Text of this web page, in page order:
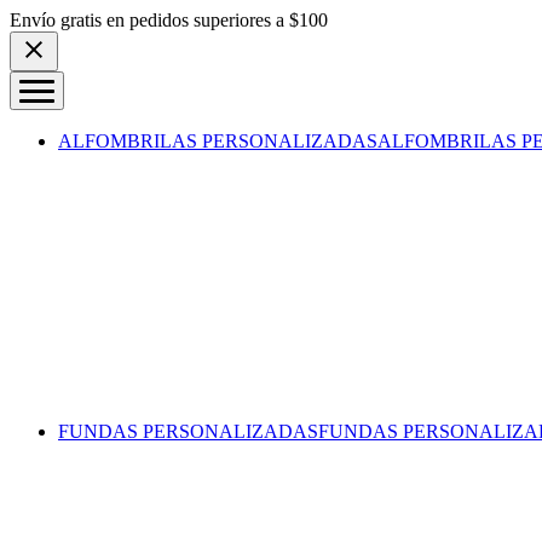
Skip to content
Envío gratis en pedidos superiores a $100
ALFOMBRILAS PERSONALIZADASALFOMBRILAS
FUNDAS PERSONALIZADASFUNDAS